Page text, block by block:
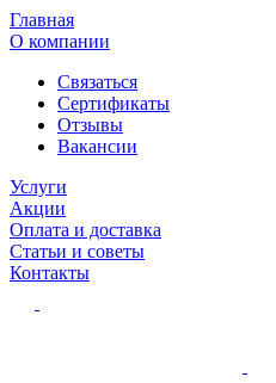
Главная
О компании
Связаться
Сертификаты
Отзывы
Вакансии
Услуги
Акции
Оплата и доставка
Статьи и советы
Контакты